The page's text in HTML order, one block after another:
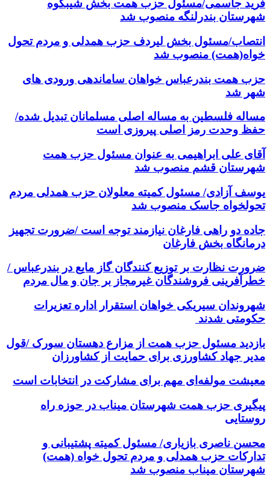
فرید جاسمی/مسئول حزب همت بخش شیبکوه
شهرستان بندرلنگه منصوب شد
انتصاب/مسئول بخش لیردف حزب همدلی و مردم تحول
خواه(همت) منصوب شد
حزب همت بندرعباس خواهان ساماندهی ورودی های
شهر شد
مساله فلسطین به مساله اصلی مسلمانان تبدیل شده/
حفظ وحدت رمز اصلی پیروزی است
آقای علی ابراهیمی به عنوان مسئول حزب همت
شهرستان قشم منصوب شد
یوسف آزادی/ مسئول کمیته معلولان حزب همدلی مردم
تحولخواه جاسک منصوب شد
جاده دو راهی فارغان نیازمند توجه است /ضرورت تجهیز
درمانگاه بخش فارغان
ضرورت نظارت بر توزیع کنندگان گاز مایع در بندرعباس /
خطرآفرینی فروشندگان غیرمجاز بر جان و مال مردم
شهروندان سیریکی خواهان استقرار اداره تعزیرات
حکومتی شدند
بازدید مسئول حزب همت از مزارع دهستان سورک /قول
مدیر جهاد کشاورزی برای حمایت از کشاورزان
معیشت مولفه‌ای مهم برای مشارکت در انتخابات است
پیگیری حزب همت شهرستان میناب در حوزه راه
روستایی
محسن ناصری بازیاری/ مسئول کمیته پشتیبانی و
تدارکات حزب همدلی و مردم تحول خواه (همت)
شهرستان میناب منصوب شد